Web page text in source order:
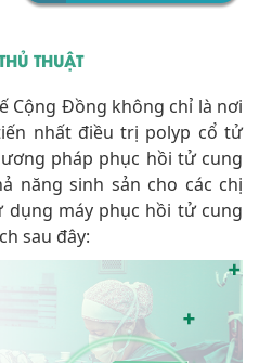
THUẬT
Cộng Đồng không chỉ là nơi
nhất điều trị polyp cổ tử
pháp phục hồi tử cung
năng sinh sản cho các chị
dụng máy phục hồi tử cung
sau đây: